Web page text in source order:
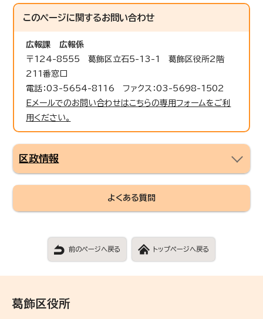
このページに関するお問い合わせ
広報課
広報係
〒124-8555 葛飾区立石5-13-1 葛飾区役所2階
211番窓口
電話：03-5654-8116 ファクス：03-5698-1502
Eメールでのお問い合わせはこちらの専用フォームをご利
用ください。
区政情報
よくある質問
前のページへ戻る トップページへ戻る
葛飾区役所